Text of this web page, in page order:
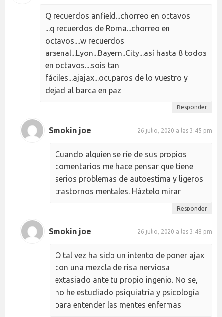
Q recuerdos anfield...chorreo en octavos
...q recuerdos de Roma...chorreo en
octavos....w recuerdos
arsenal...Lyon...Bayern..City...así hasta 8 todos
en octavos....sois tan
fáciles...ajajax...ocuparos de lo vuestro y
dejad al barca en paz
Responder
Smokin joe 26 julio, 2020 a las 3:45 pm
Cuando alguien se ríe de sus propios
comentarios me hace pensar que tiene
serios problemas de autoestima y ligeros
trastornos mentales. Háztelo mirar
Responder
Smokin joe 26 julio, 2020 a las 3:48 pm
O tal vez ha sido un intento de poner ajax
con una mezcla de risa nerviosa
extasiado ante tu propio ingenio. No se,
no he estudiado psiquiatría y psicología
para entender las mentes enfermas